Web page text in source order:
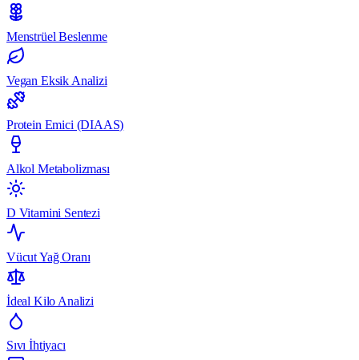
Menstrüel Beslenme
Vegan Eksik Analizi
Protein Emici (DIAAS)
Alkol Metabolizması
D Vitamini Sentezi
Vücut Yağ Oranı
İdeal Kilo Analizi
Sıvı İhtiyacı